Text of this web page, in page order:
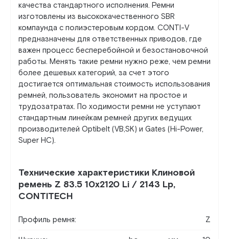
качества стандартного исполнения. Ремни
изготовлены из высококачественного SBR
компаунда с полиэстеровым кордом. CONTI-V
предназначены для ответственных приводов, где
важен процесс бесперебойной и безостановочной
работы. Менять такие ремни нужно реже, чем ремни
более дешевых категорий, за счет этого
достигается оптимальная стоимость использования
ремней, пользователь экономит на простое и
трудозатратах. По ходимости ремни не уступают
стандартным линейкам ремней других ведущих
производителей Optibelt (VB,SK) и Gates (Hi-Power,
Super HC).
Технические характеристики Клиновой
ремень Z 83.5 10x2120 Li / 2143 Lp,
CONTITECH
Профиль ремня: Z